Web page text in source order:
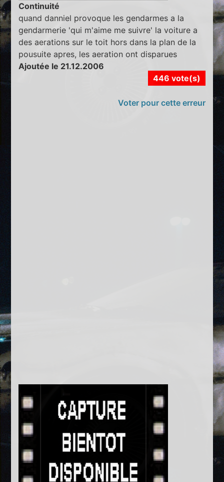
Continuité
quand danniel provoque les gendarmes a la
gendarmerie 'qui m'aime me suivre' la voiture a
des aerations sur le toit hors dans la plan de la
pousuite apres, les aeration ont disparues
Ajoutée le 21.12.2006
446 vote(s)
Voter pour cette erreur